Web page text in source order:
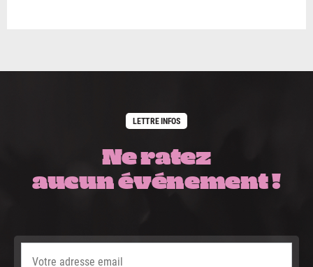
LETTRE INFOS
Ne ratez
aucun événement !